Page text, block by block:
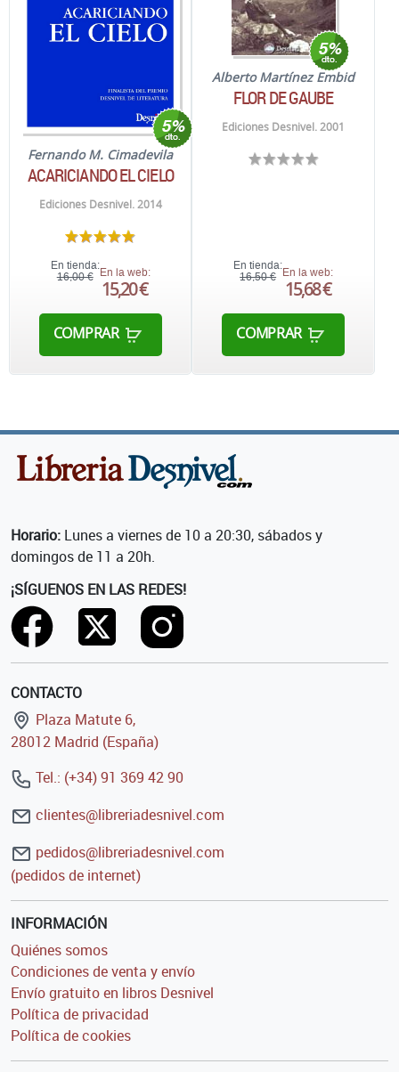
Fernando M. Cimadevila
ACARICIANDO EL CIELO
Ediciones Desnivel. 2014
En tienda:
16,00 € En la web:
15,20 €
COMPRAR
Alberto Martínez Embid
FLOR DE GAUBE
Ediciones Desnivel. 2001
En tienda:
16,50 € En la web:
15,68 €
COMPRAR
Horario: Lunes a viernes de 10 a 20:30, sábados y
domingos de 11 a 20h.
¡SÍGUENOS EN LAS REDES!
CONTACTO
Plaza Matute 6,
28012 Madrid (España)
Tel.: (+34) 91 369 42 90
clientes@libreriadesnivel.com
pedidos@libreriadesnivel.com
(pedidos de internet)
INFORMACIÓN
Quiénes somos
Condiciones de venta y envío
Envío gratuito en libros Desnivel
Política de privacidad
Política de cookies